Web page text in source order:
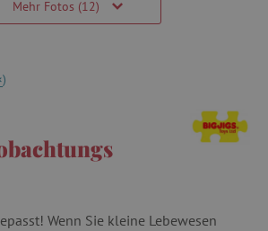
Mehr Fotos (12)
)
Wenn Sie kleine Lebewesen